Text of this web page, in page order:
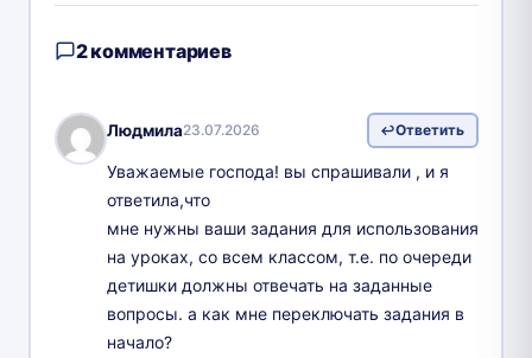
2 комментариев
Людмила23.07.2026 Ответить
Уважаемые господа! вы спрашивали , и я
ответила,что
мне нужны ваши задания для использования
на уроках, со всем классом, т.е. по очереди
детишки должны отвечать на заданные
вопросы. а как мне переключать задания в
начало?